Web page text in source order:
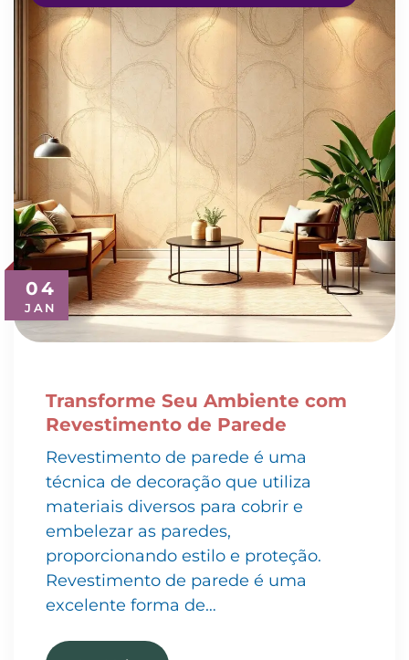
04
JAN
Transforme Seu Ambiente com
Revestimento de Parede
Revestimento de parede é uma
técnica de decoração que utiliza
materiais diversos para cobrir e
embelezar as paredes,
proporcionando estilo e proteção.
Revestimento de parede é uma
excelente forma de…